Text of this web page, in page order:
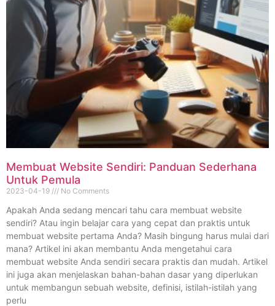
Membuat Website Sendiri: Panduan Sederhana
Untuk Pemula
2023-04-19 No Comments
Apakah Anda sedang mencari tahu cara membuat website
sendiri? Atau ingin belajar cara yang cepat dan praktis untuk
membuat website pertama Anda? Masih bingung harus mulai dari
mana? Artikel ini akan membantu Anda mengetahui cara
membuat website Anda sendiri secara praktis dan mudah. Artikel
ini juga akan menjelaskan bahan-bahan dasar yang diperlukan
untuk membangun sebuah website, definisi, istilah-istilah yang
perlu